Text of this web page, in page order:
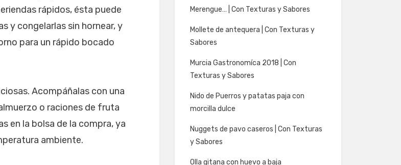
rápidos, ésta puede
y congelarlas sin hornear, y
para un rápido bocado
Acompáñalas con una
o raciones de fruta
en la bolsa de la compra, ya
ambiente.
Merengue… | Con Texturas y Sabores
Mollete de antequera | Con Texturas y
Sabores
Murcia Gastronomíca 2018 | Con
Texturas y Sabores
Nido de Puerros y patatas paja con
morcilla dulce
Nuggets de pavo caseros | Con Texturas
y Sabores
Olla gitana con huevo a baja